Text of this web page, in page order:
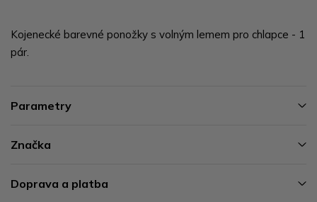
Kojenecké barevné ponožky s volným lemem pro chlapce - 1
pár.
Parametry
Značka
Doprava a platba